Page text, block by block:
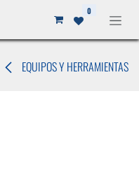
0
EQUIPOS Y HERRAMIENTAS